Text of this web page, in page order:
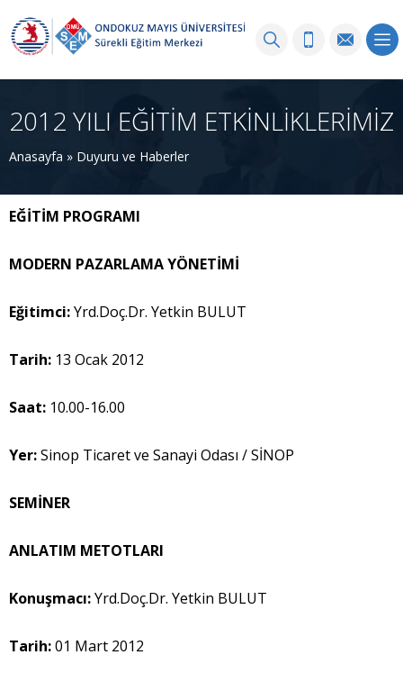
2012 YILI EĞİTİM ETKİNLİKLERİMİZ
Anasayfa » Duyuru ve Haberler
EĞİTİM PROGRAMI
MODERN PAZARLAMA YÖNETİMİ
Eğitimci:Yrd.Doç.Dr. Yetkin BULUT
Tarih: 13 Ocak 2012
Saat: 10.00-16.00
Yer:Sinop Ticaret ve Sanayi Odası / SİNOP
SEMİNER
ANLATIM METOTLARI
Konuşmacı:Yrd.Doç.Dr. Yetkin BULUT
Tarih:01 Mart 2012